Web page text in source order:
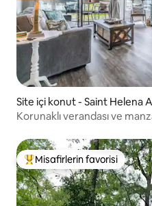
Site içi konut - Saint Helena
Korunaklı verandası ve
Misafirlerin favorilerinden
Misafirlerin favorisi